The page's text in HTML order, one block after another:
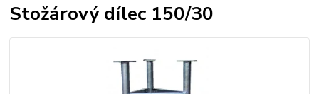
Stožárový dílec 150/30